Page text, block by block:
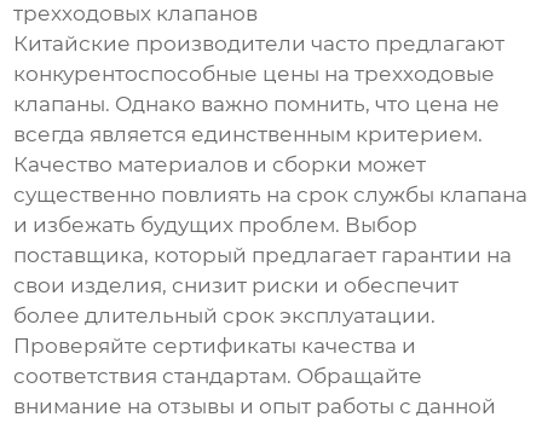
трехходовых клапанов
Китайские производители часто предлагают
конкурентоспособные цены на трехходовые
клапаны. Однако важно помнить, что цена не
всегда является единственным критерием.
Качество материалов и сборки может
существенно повлиять на срок службы клапана
и избежать будущих проблем. Выбор
поставщика, который предлагает гарантии на
свои изделия, снизит риски и обеспечит
более длительный срок эксплуатации.
Проверяйте сертификаты качества и
соответствия стандартам. Обращайте
внимание на отзывы и опыт работы с данной